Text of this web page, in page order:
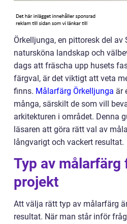
Örkelljunga, en pittoresk del av
natursköna landskap och
dags att fräscha upp husets
färgval, är det viktigt att veta
finns. Målarfärg Örkelljunga är
många, särskilt de som vill
arkitekturen i området. Denna
läsaren att göra rätt val av
långvarigt och vackert resultat.
Typ av målarfärg
projekt
Att välja rätt typ av målarfärg
resultat. När man står inför